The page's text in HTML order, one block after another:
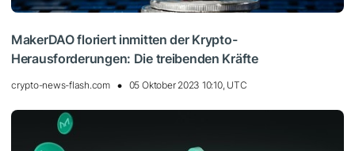
MakerDAO floriert inmitten der Krypto-
Herausforderungen: Die treibenden Kräfte
crypto-news-flash.com 05 Oktober 2023 10:10, UTC